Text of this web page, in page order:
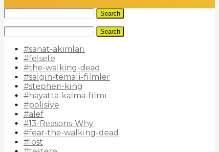
Search
Search
#sanat-akımları
#felsefe
#the-walking-dead
#salgin-temali-filmler
#stephen-king
#hayatta-kalma-filmi
#polisiye
#alef
#13-Reasons-Why
#fear-the-walking-dead
#lost